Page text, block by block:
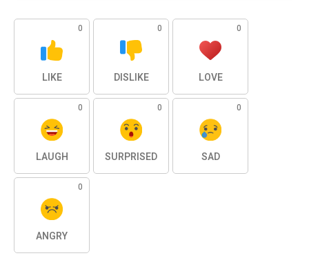
0
LIKE
0
DISLIKE
0
LOVE
0
LAUGH
0
SURPRISED
0
SAD
0
ANGRY